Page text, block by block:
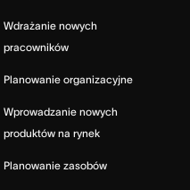
Wdrażanie nowych
pracowników
Planowanie organizacyjne
Wprowadzanie nowych
produktów na rynek
Planowanie zasobów